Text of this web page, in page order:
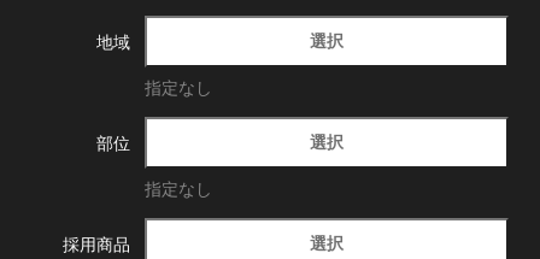
地域 選択
指定なし
部位 選択
指定なし
採用商品 選択